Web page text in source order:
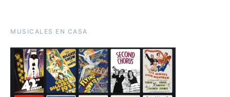
MUSICALES EN CASA